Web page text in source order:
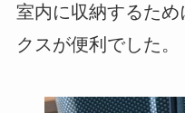
室内に収納するた
クスが便利でした。